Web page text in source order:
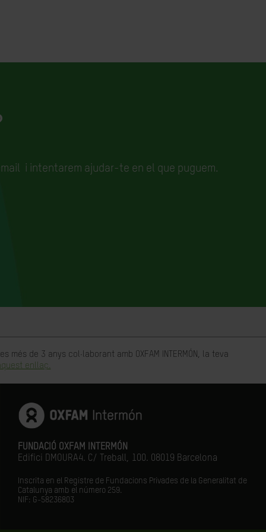
i intentarem ajudar-te en el que puguem.
de 3 anys col·laborant amb OXFAM INTERMÓN, la teva
enllaç.
FUNDACIÓ OXFAM INTERMÓN
Edifici DMOURA4. C/ Treball, 100. 08019 Barcelona
Inscrita en el Registre de Fundacions Privades de la Generalitat de
Catalunya amb el número 259.
NIF: G-58236803